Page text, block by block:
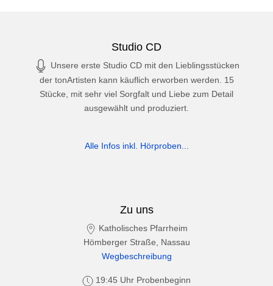
Studio CD
Unsere erste Studio CD mit den Lieblingsstücken
der tonArtisten kann käuflich erworben werden. 15
Stücke, mit sehr viel Sorgfalt und Liebe zum Detail
ausgewählt und produziert.
Alle Infos inkl. Hörproben...
Zu uns
Katholisches Pfarrheim
Hömberger Straße, Nassau
Wegbeschreibung
19:45 Uhr Probenbeginn